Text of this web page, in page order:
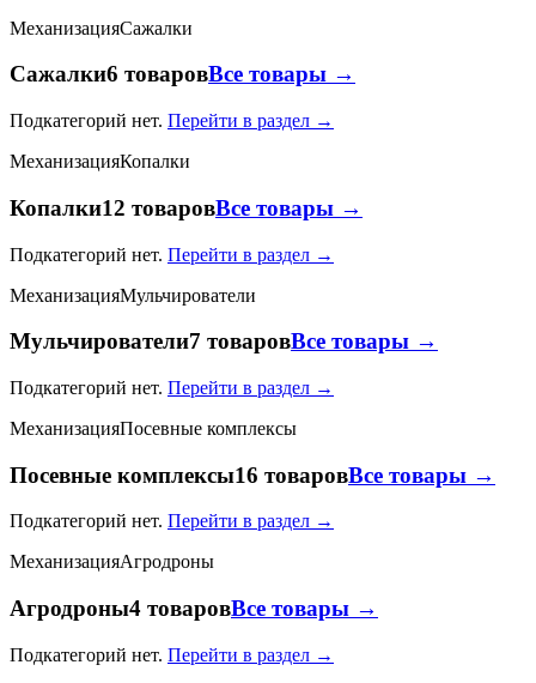
МеханизацияСажалки
Сажалки6 товаровВсе товары →
Подкатегорий нет. Перейти в раздел →
МеханизацияКопалки
Копалки12 товаровВсе товары →
Подкатегорий нет. Перейти в раздел →
МеханизацияМульчирователи
Мульчирователи7 товаровВсе товары →
Подкатегорий нет. Перейти в раздел →
МеханизацияПосевные комплексы
Посевные комплексы16 товаровВсе товары →
Подкатегорий нет. Перейти в раздел →
МеханизацияАгродроны
Агродроны4 товаровВсе товары →
Подкатегорий нет. Перейти в раздел →